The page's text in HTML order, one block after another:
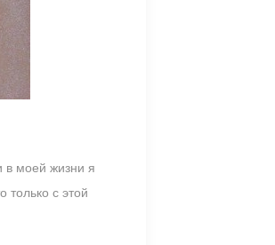
в моей жизни я
только с этой